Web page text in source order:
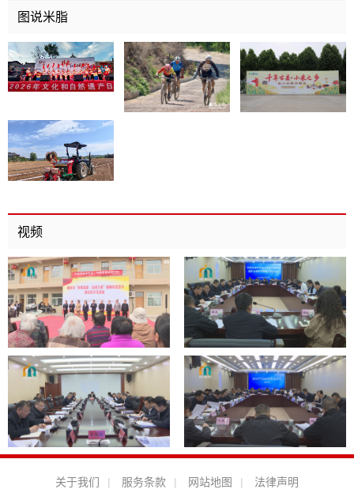
图说米脂
视频
关于我们 | 服务条款 | 网站地图 | 法律声明